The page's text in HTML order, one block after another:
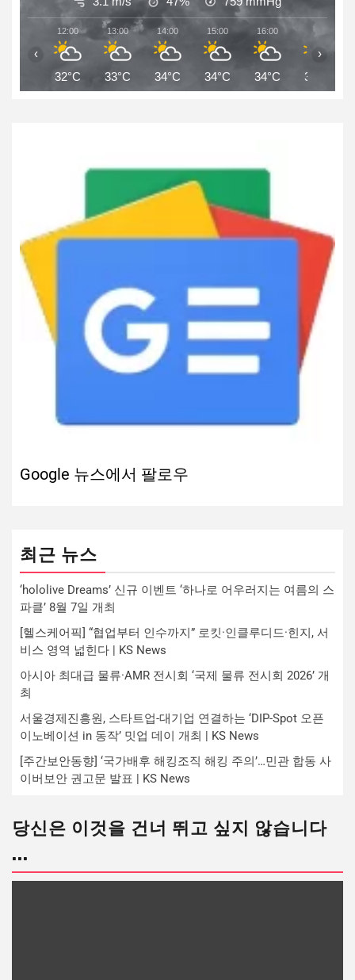
12:00
32°C
13:00
33°C
14:00
34°C
15:00
34°C
16:00
34°C
17:00
34°C
‹ ›
Google 뉴스에서 팔로우
최근 뉴스
‘hololive Dreams’ 신규 이벤트 ‘하나로 어우러지는 여름의 스
파클’ 8월 7일 개최
[헬스케어픽] “협업부터 인수까지” 로킷·인클루디드·힌지, 서
비스 영역 넓힌다 | KS News
아시아 최대급 물류·AMR 전시회 ‘국제 물류 전시회 2026’ 개
최
서울경제진흥원, 스타트업-대기업 연결하는 ‘DIP-Spot 오픈
이노베이션 in 동작’ 밋업 데이 개최 | KS News
[주간보안동향] ‘국가배후 해킹조직 해킹 주의’…민관 합동 사
이버보안 권고문 발표 | KS News
당신은 이것을 건너 뛰고 싶지 않습니다
...